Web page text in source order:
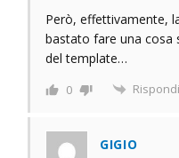
Però, effettivamente,
bastato fare una cosa
del template…
0 Rispondi
GIGIO